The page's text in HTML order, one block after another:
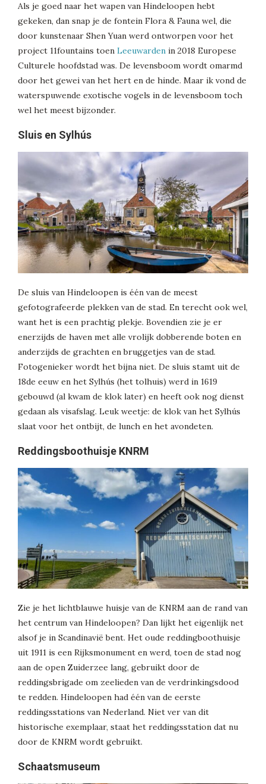
Als je goed naar het wapen van Hindeloopen hebt
gekeken, dan snap je de fontein Flora & Fauna wel, die
door kunstenaar Shen Yuan werd ontworpen voor het
project 11fountains toen Leeuwarden in 2018 Europese
Culturele hoofdstad was. De levensboom wordt omarmd
door het gewei van het hert en de hinde. Maar ik vond de
waterspuwende exotische vogels in de levensboom toch
wel het meest bijzonder.
Sluis en Sylhús
De sluis van Hindeloopen is één van de meest
gefotografeerde plekken van de stad. En terecht ook wel,
want het is een prachtig plekje. Bovendien zie je er
enerzijds de haven met alle vrolijk dobberende boten en
anderzijds de grachten en bruggetjes van de stad.
Fotogenieker wordt het bijna niet. De sluis stamt uit de
18de eeuw en het Sylhús (het tolhuis) werd in 1619
gebouwd (al kwam de klok later) en heeft ook nog dienst
gedaan als visafslag. Leuk weetje: de klok van het Sylhús
slaat voor het ontbijt, de lunch en het avondeten.
Reddingsboothuisje KNRM
Zie je het lichtblauwe huisje van de KNRM aan de rand van
het centrum van Hindeloopen? Dan lijkt het eigenlijk net
alsof je in Scandinavië bent. Het oude reddingboothuisje
uit 1911 is een Rijksmonument en werd, toen de stad nog
aan de open Zuiderzee lang, gebruikt door de
reddingsbrigade om zeelieden van de verdrinkingsdood
te redden. Hindeloopen had één van de eerste
reddingsstations van Nederland. Niet ver van dit
historische exemplaar, staat het reddingsstation dat nu
door de KNRM wordt gebruikt.
Schaatsmuseum